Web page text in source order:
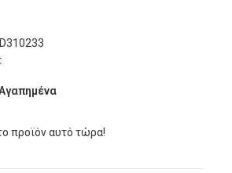
προϊόν αυτό τώρα!